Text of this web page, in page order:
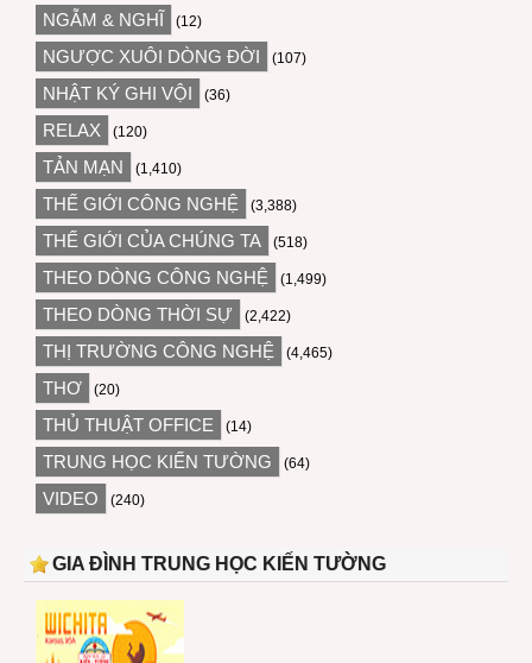
NGẪM & NGHĨ (12)
NGƯỢC XUÔI DÒNG ĐỜI (107)
NHẬT KÝ GHI VỘI (36)
RELAX (120)
TẢN MẠN (1,410)
THẾ GIỚI CÔNG NGHỆ (3,388)
THẾ GIỚI CỦA CHÚNG TA (518)
THEO DÒNG CÔNG NGHỆ (1,499)
THEO DÒNG THỜI SỰ (2,422)
THỊ TRƯỜNG CÔNG NGHỆ (4,465)
THƠ (20)
THỦ THUẬT OFFICE (14)
TRUNG HỌC KIẾN TƯỜNG (64)
VIDEO (240)
GIA ĐÌNH TRUNG HỌC KIẾN TƯỜNG